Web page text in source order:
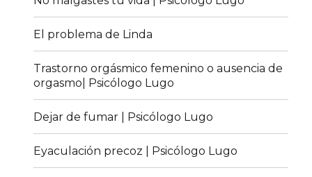
El problema de Linda
Trastorno orgásmico femenino o ausencia de
orgasmo| Psicólogo Lugo
Dejar de fumar | Psicólogo Lugo
Eyaculación precoz | Psicólogo Lugo